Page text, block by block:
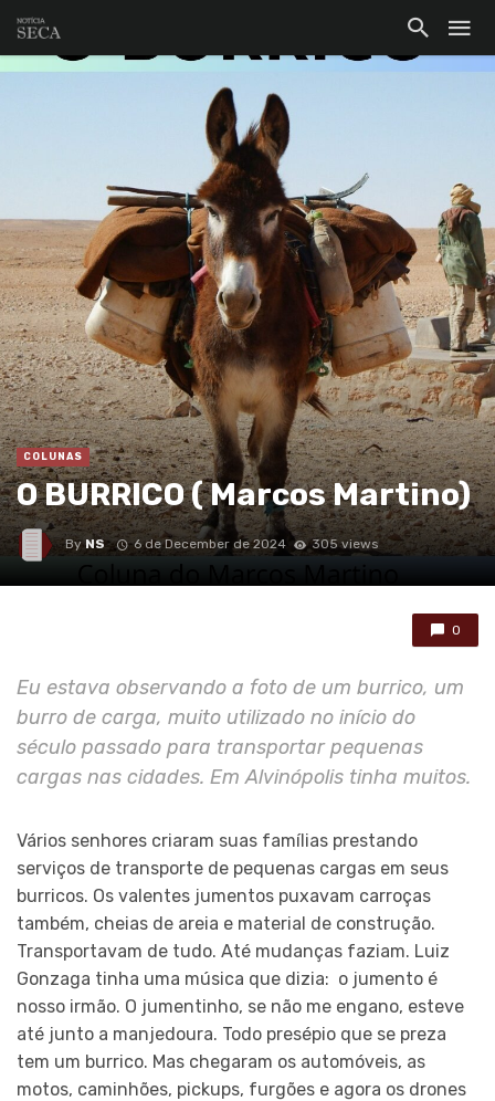
COLUNAS
O BURRICO ( Marcos Martino)
ByNS 6 de December de 2024 305 views
0
Eu estava observando a foto de um burrico, um
burro de carga, muito utilizado no início do
século passado para transportar pequenas
cargas nas cidades. Em Alvinópolis tinha muitos.
Vários senhores criaram suas famílias prestando
serviços de transporte de pequenas cargas em seus
burricos. Os valentes jumentos puxavam carroças
também, cheias de areia e material de construção.
Transportavam de tudo. Até mudanças faziam. Luiz
Gonzaga tinha uma música que dizia: o jumento é
nosso irmão. O jumentinho, se não me engano, esteve
até junto a manjedoura. Todo presépio que se preza
tem um burrico. Mas chegaram os automóveis, as
motos, caminhões, pickups, furgões e agora os drones